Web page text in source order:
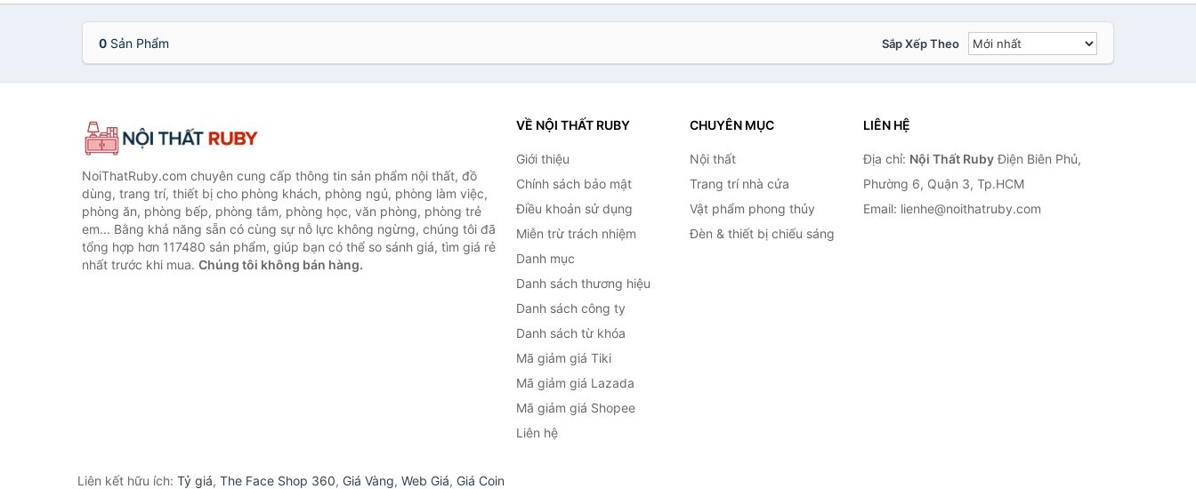
0 Sản Phẩm Sắp Xếp Theo
NoiThatRuby.com chuyên cung cấp thông tin sản phẩm nội thất, đồ
dùng, trang trí, thiết bị cho phòng khách, phòng ngủ, phòng làm việc,
phòng ăn, phòng bếp, phòng tắm, phòng học, văn phòng, phòng trẻ
em... Bằng khả năng sẵn có cùng sự nỗ lực không ngừng, chúng tôi đã
tổng hợp hơn 117480 sản phẩm, giúp bạn có thể so sánh giá, tìm giá rẻ
nhất trước khi mua. Chúng tôi không bán hàng.
VỀ NỘI THẤT RUBY
Giới thiệu
Chính sách bảo mật
Điều khoản sử dụng
Miễn trừ trách nhiệm
Danh mục
Danh sách thương hiệu
Danh sách công ty
Danh sách từ khóa
Mã giảm giá Tiki
Mã giảm giá Lazada
Mã giảm giá Shopee
Liên hệ
CHUYÊN MỤC
Nội thất
Trang trí nhà cửa
Vật phẩm phong thủy
Đèn & thiết bị chiếu sáng
LIÊN HỆ
Địa chỉ: Nội Thất RubyĐiện Biên Phủ,
Phường 6, Quận 3, Tp.HCM
Email: lienhe@noithatruby.com
Liên kết hữu ích: Tỷ giá, The Face Shop 360, Giá Vàng, Web Giá, Giá Coin